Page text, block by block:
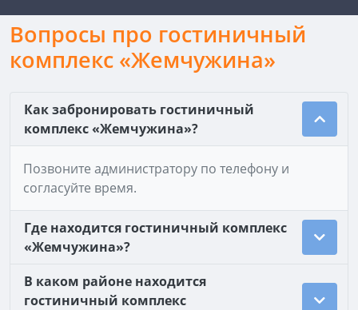
Вопросы про гостиничный
комплекс «Жемчужина»
Как забронировать гостиничный
комплекс «Жемчужина»?
Позвоните администратору по телефону и
согласуйте время.
Где находится гостиничный комплекс
«Жемчужина»?
В каком районе находится
гостиничный комплекс